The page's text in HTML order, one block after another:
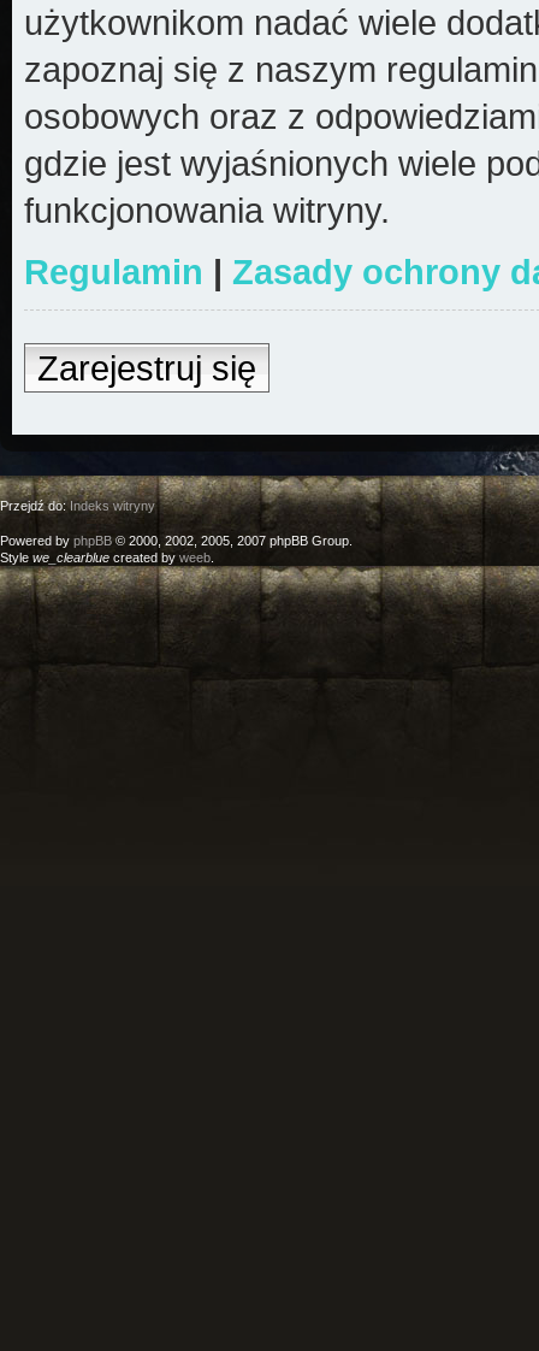
użytkownikom nadać wiele
zapoznaj się z naszym
osobowych oraz z
gdzie jest wyjaśnionych wiele
funkcjonowania witryny.
Regulamin | Zasady ochrony
Zarejestruj się
Przejdź do:Indeks witryny
Powered by phpBB © 2000, 2002, 2005, 2007 phpBB Group.
Style we_clearblue created by weeb